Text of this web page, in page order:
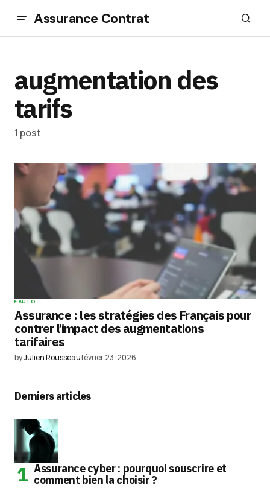
Assurance Contrat
augmentation des
tarifs
1 post
AUTO
Assurance : les stratégies des Français pour
contrer l’impact des augmentations
tarifaires
byJulien Rousseaufévrier 23, 2026
Derniers articles
Assurance cyber : pourquoi souscrire et
comment bien la choisir ?